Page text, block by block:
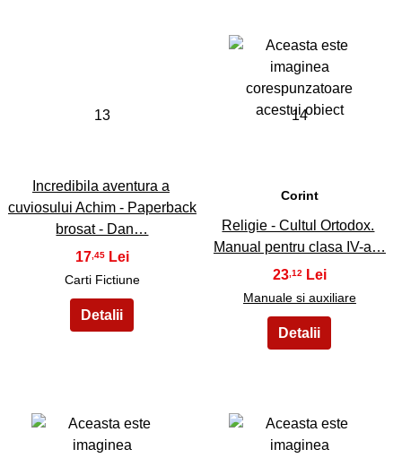
13
Incredibila aventura a
cuviosului Achim - Paperback
brosat - Dan…
17,45
Carti Fictiune
14
Corint
Religie - Cultul Ortodox.
Manual pentru clasa IV-a…
23 ,12
Manuale si auxiliare